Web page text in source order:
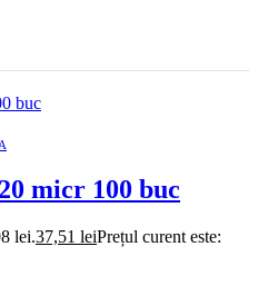
micr 100 buc
lei.37,51 leiPrețul curent este: